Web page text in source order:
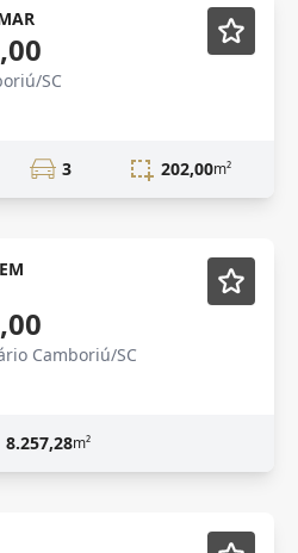
Em Construção
SC
3 202,00m²
Camboriú/SC
8.257,28m²
Lançamento